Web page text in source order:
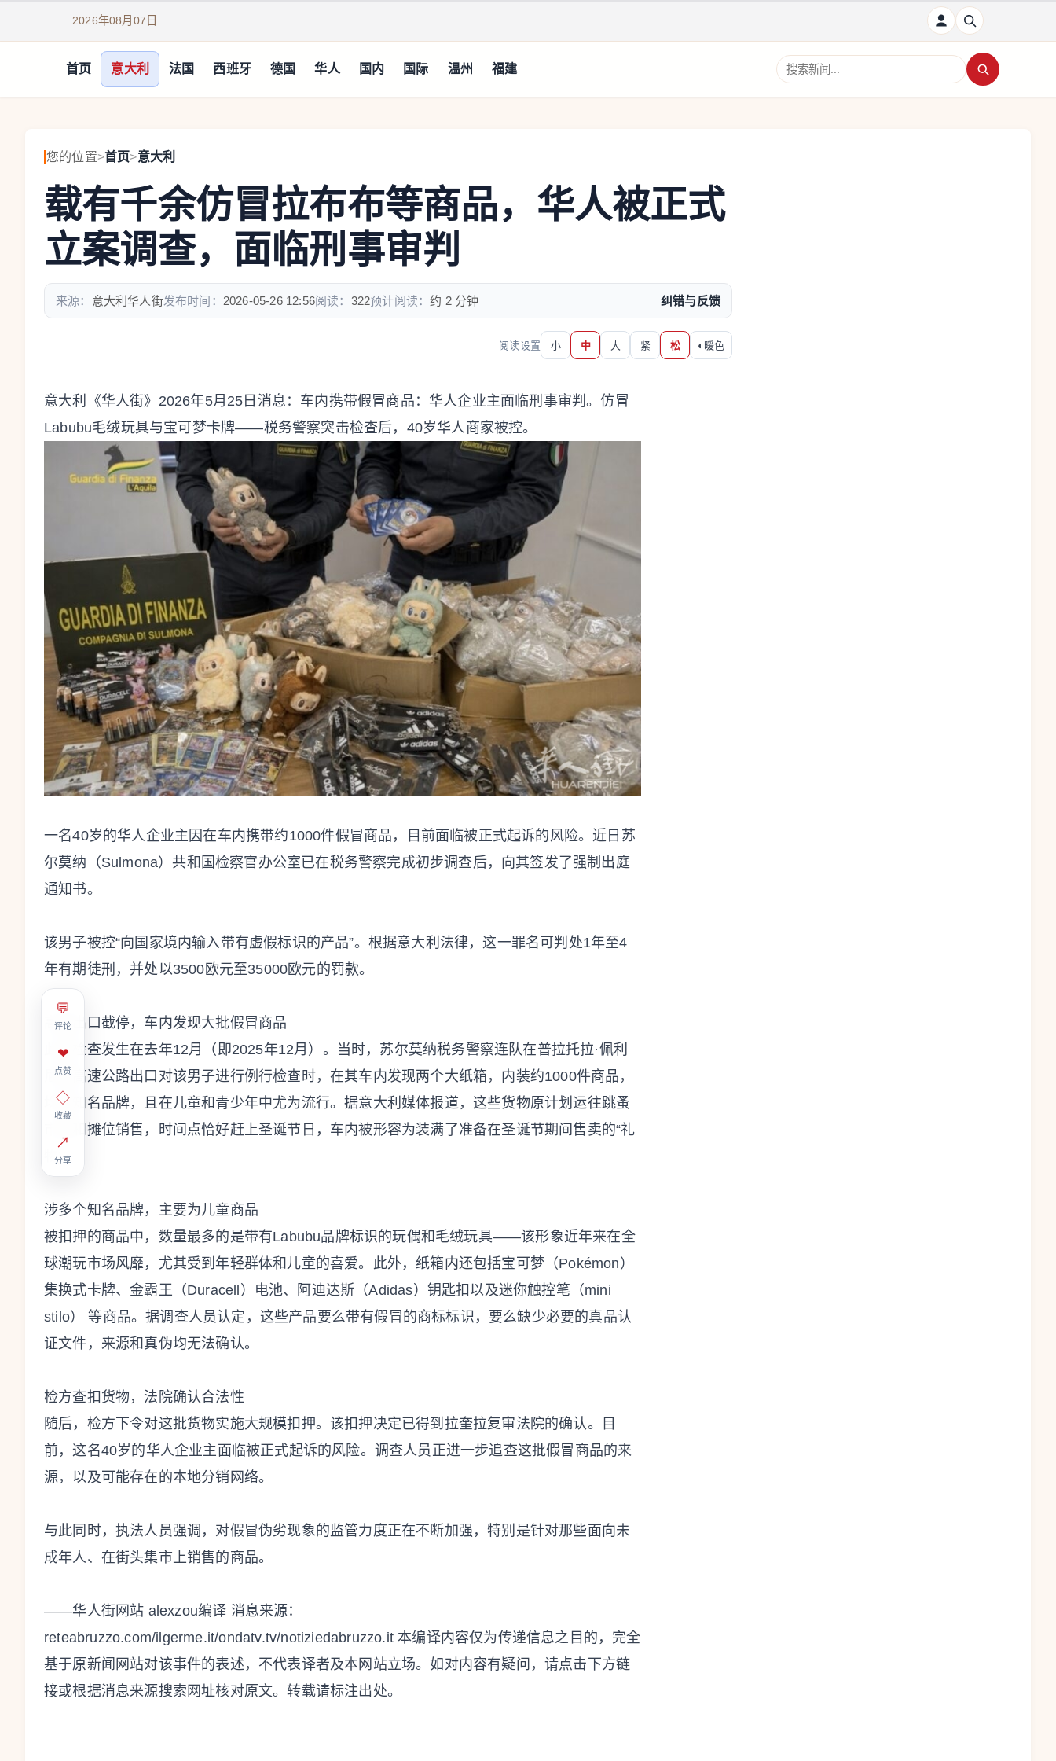
2026年08月07日
首页 意大利 法国 西班牙 德国 华人 国内 国际 温州 福建
搜索新闻
您的位置>首页>意大利
载有千余仿冒拉布布等商品，华人被正式
立案调查，面临刑事审判
来源： 意大利华人街发布时间： 2026-05-26 12:56阅读： 322预计阅读：约 2 分钟 纠错与反馈
阅读设置 小 中 大 紧 松 ◐ 暖色
💬
评论
❤
点赞
◇
收藏
↗
分享
意大利《华人街》2026年5月25日消息：车内携带假冒商品：华人企业主面临刑事审判。仿冒
Labubu毛绒玩具与宝可梦卡牌——税务警察突击检查后，40岁华人商家被控。
一名40岁的华人企业主因在车内携带约1000件假冒商品，目前面临被正式起诉的风险。近日苏
尔莫纳（Sulmona）共和国检察官办公室已在税务警察完成初步调查后，向其签发了强制出庭
通知书。
该男子被控“向国家境内输入带有虚假标识的产品”。根据意大利法律，这一罪名可判处1年至4
年有期徒刑，并处以3500欧元至35000欧元的罚款。
高速出口截停，车内发现大批假冒商品
此次检查发生在去年12月（即2025年12月）。当时，苏尔莫纳税务警察连队在普拉托拉·佩利
尼亚高速公路出口对该男子进行例行检查时，在其车内发现两个大纸箱，内装约1000件商品，
均为知名品牌，且在儿童和青少年中尤为流行。据意大利媒体报道，这些货物原计划运往跳蚤
市场和摊位销售，时间点恰好赶上圣诞节日，车内被形容为装满了准备在圣诞节期间售卖的“礼
物”。
涉多个知名品牌，主要为儿童商品
被扣押的商品中，数量最多的是带有Labubu品牌标识的玩偶和毛绒玩具——该形象近年来在全
球潮玩市场风靡，尤其受到年轻群体和儿童的喜爱。此外，纸箱内还包括宝可梦（Pokémon）
集换式卡牌、金霸王（Duracell）电池、阿迪达斯（Adidas）钥匙扣以及迷你触控笔（mini
stilo） 等商品。据调查人员认定，这些产品要么带有假冒的商标标识，要么缺少必要的真品认
证文件，来源和真伪均无法确认。
检方查扣货物，法院确认合法性
随后，检方下令对这批货物实施大规模扣押。该扣押决定已得到拉奎拉复审法院的确认。目
前，这名40岁的华人企业主面临被正式起诉的风险。调查人员正进一步追查这批假冒商品的来
源，以及可能存在的本地分销网络。
与此同时，执法人员强调，对假冒伪劣现象的监管力度正在不断加强，特别是针对那些面向未
成年人、在街头集市上销售的商品。
——华人街网站 alexzou编译 消息来源：
reteabruzzo.com/ilgerme.it/ondatv.tv/notiziedabruzzo.it 本编译内容仅为传递信息之目的，完全
基于原新闻网站对该事件的表述，不代表译者及本网站立场。如对内容有疑问，请点击下方链
接或根据消息来源搜索网址核对原文。转载请标注出处。